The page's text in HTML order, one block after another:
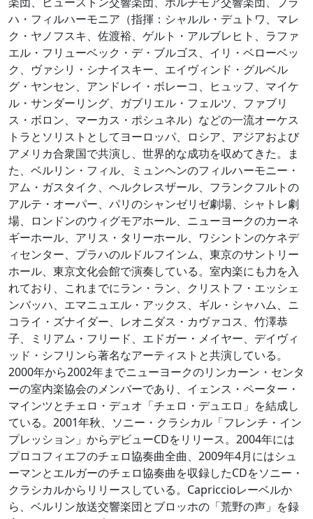
ハ・フィルハーモニア（指揮：シャルル・デュトワ、マレ
ク・ヤノフスキ、佐渡裕、ゲルト・アルブレヒト、ラファ
エル・フリューベック・デ・ブルゴス、イリ・ベローベッ
ク、ヴァシリ・シナイスキー、エイヴィンド・グルベル
グ・ヤンセン、アンドレイ・ボレーコ、ヒュッフ、マイケ
ル・サンダーリング、ガブリエル・フェルツ、ファブリ
ス・ボロン、マーカス・ポシュネル）などの一流オーケス
トラとソリストとしてヨーロッパ、ロシア、アジアおよび
アメリカ合衆国で共演し、世界的な成功を収めてきた。ま
た、ベルリン・フィル、ミュンヘンのフィルハーモニー・
アム・ガスタイク、ヘルクレスザール、フランクフルトの
アルテ・オーパー、パリのシャンゼリゼ劇場、シャトレ劇
場、ロンドンのウィグモアホール、ニューヨークのカーネ
ギーホール、アリス・タリーホール、ワシントンのケネデ
ィセンター、プラハのルドルフインム、東京のサントリー
ホール、東京文化会館で演奏している。室内楽にも力を入
れており、これまでにラン・ラン、クリストフ・エッシェ
ンバッハ、エマニュエル・アックス、ギル・シャハム、ニ
コライ・ズナイダー、レオニダス・カヴァコス、竹澤恭
子、ミリアム・フリード、エドガー・メイヤー、デイヴィ
ッド・シフリンら著名なアーティストと共演している。
2000年から2002年までニューヨークのリンカーン・センタ
ーの室内楽協会のメンバーであり、イェンス・ペーター・
マインツとチェロ・デュオ「チェロ・デュエロ」を結成し
ている。2001年秋、ソニー・クラシカル「フレンチ・イン
プレッション」からデビューCDをリリース。2004年には
プロコフィエフのチェロ協奏曲全曲、2009年4月にはシュ
ーマンとエルガーのチェロ協奏曲を収録したCDをソニー・
クラシカルからリリースしている。Capriccioレーベルか
ら、ベルリン放送交響楽団とブロッホの「荒野の声」を録